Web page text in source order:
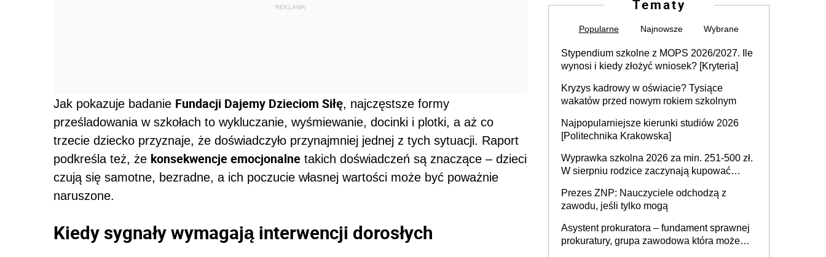
REKLAMA
Jak pokazuje badanie Fundacji Dajemy Dzieciom Siłę, najczęstsze formy
prześladowania w szkołach to wykluczanie, wyśmiewanie, docinki i plotki, a aż co
trzecie dziecko przyznaje, że doświadczyło przynajmniej jednej z tych sytuacji. Raport
podkreśla też, że konsekwencje emocjonalne takich doświadczeń są znaczące – dzieci
czują się samotne, bezradne, a ich poczucie własnej wartości może być poważnie
naruszone.
Kiedy sygnały wymagają interwencji dorosłych
Tematy
Popularne Najnowsze Wybrane
Stypendium szkolne z MOPS 2026/2027. Ile
wynosi i kiedy złożyć wniosek? [Kryteria]
Kryzys kadrowy w oświacie? Tysiące
wakatów przed nowym rokiem szkolnym
Najpopularniejsze kierunki studiów 2026
[Politechnika Krakowska]
Wyprawka szkolna 2026 za min. 251-500 zł.
W sierpniu rodzice zaczynają kupować
wydatek sięgający ponad 1 tys. zł
Prezes ZNP: Nauczyciele odchodzą z
zawodu, jeśli tylko mogą
Asystent prokuratora – fundament sprawnej
prokuratury, grupa zawodowa która może